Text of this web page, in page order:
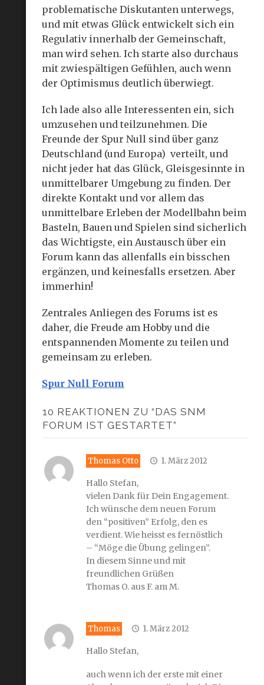
problematische Diskutanten unterwegs,
und mit etwas Glück entwickelt sich ein
Regulativ innerhalb der Gemeinschaft,
man wird sehen. Ich starte also durchaus
mit zwiespältigen Gefühlen, auch wenn
der Optimismus deutlich überwiegt.
Ich lade also alle Interessenten ein, sich
umzusehen und teilzunehmen. Die
Freunde der Spur Null sind über ganz
Deutschland (und Europa) verteilt, und
nicht jeder hat das Glück, Gleisgesinnte in
unmittelbarer Umgebung zu finden. Der
direkte Kontakt und vor allem das
unmittelbare Erleben der Modellbahn beim
Basteln, Bauen und Spielen sind sicherlich
das Wichtigste, ein Austausch über ein
Forum kann das allenfalls ein bisschen
ergänzen, und keinesfalls ersetzen. Aber
immerhin!
Zentrales Anliegen des Forums ist es
daher, die Freude am Hobby und die
entspannenden Momente zu teilen und
gemeinsam zu erleben.
Spur Null Forum
10 REAKTIONEN ZU “DAS SNM
FORUM IST GESTARTET”
Thomas Otto 1. März 2012
Hallo Stefan,
vielen Dank für Dein Engagement.
Ich wünsche dem neuen Forum
den “positiven” Erfolg, den es
verdient. Wie heisst es fernöstlich
– “Möge die Übung gelingen”.
In diesem Sinne und mit
freundlichen Grüßen
Thomas O. aus F. am M.
Thomas 1. März 2012
Hallo Stefan,
auch wenn ich der erste mit einer